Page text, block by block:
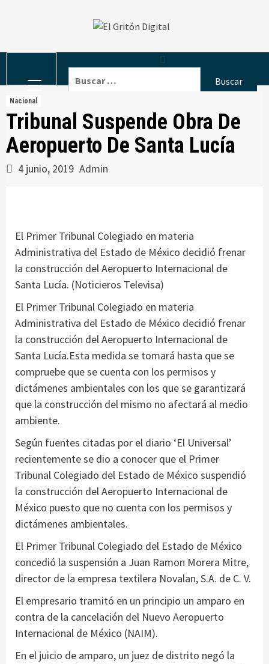
Menu
Nacional
Tribunal Suspende Obra De
Aeropuerto De Santa Lucía
4 junio, 2019 Admin
El Primer Tribunal Colegiado en materia
Administrativa del Estado de México decidió frenar
la construcción del Aeropuerto Internacional de
Santa Lucía. (Noticieros Televisa)
El Primer Tribunal Colegiado en materia
Administrativa del Estado de México decidió frenar
la construcción del Aeropuerto Internacional de
Santa Lucía.Esta medida se tomará hasta que se
compruebe que se cuenta con los permisos y
dictámenes ambientales con los que se garantizará
que la construcción del mismo no afectará al medio
ambiente.
Según fuentes citadas por el diario ‘El Universal’
recientemente se dio a conocer que el Primer
Tribunal Colegiado del Estado de México suspendió
la construcción del Aeropuerto Internacional de
México puesto que no cuenta con los permisos y
dictámenes ambientales.
El Primer Tribunal Colegiado del Estado de México
concedió la suspensión a Juan Ramon Morera Mitre,
director de la empresa textilera Novalan, S.A. de C. V.
El empresario tramitó en un principio un amparo en
contra de la cancelación del Nuevo Aeropuerto
Internacional de México (NAIM).
En el juicio de amparo, un juez de distrito negó la